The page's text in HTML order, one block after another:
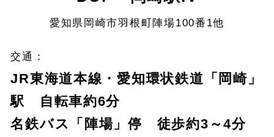
愛知県岡崎市羽根町陣場100番1他
交通：
JR東海道本線・愛知環状鉄道「岡崎」
駅 自転車約6分
名鉄バス「陣場」停 徒歩約3～4分